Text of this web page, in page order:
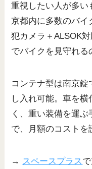
重視したい人が多い
京都内に多数のバイ
犯カメラ＋ALSOK
でバイクを見守れる
コンテナ型は南京錠
し入れ可能。車を
く、重い装備を運
で、月額のコストを
→ スペースプラス